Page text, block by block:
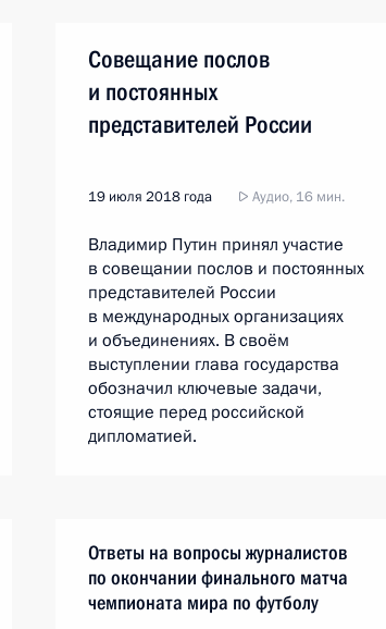
Совещание послов
и постоянных
представителей России
19 июля 2018 года Аудио, 16 мин.
Владимир Путин принял участие
в совещании послов и постоянных
представителей России
в международных организациях
и объединениях. В своём
выступлении глава государства
обозначил ключевые задачи,
стоящие перед российской
дипломатией.
Ответы на вопросы журналистов
по окончании финального матча
чемпионата мира по футболу